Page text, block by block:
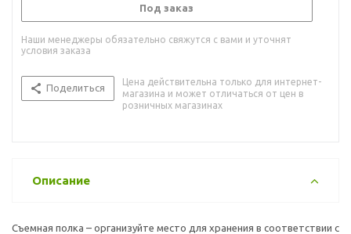
Под заказ
Наши менеджеры обязательно свяжутся с вами и уточнят
условия заказа
Поделиться
Цена действительна только для интернет-
магазина и может отличаться от цен в
розничных магазинах
Описание
Съемная полка – организуйте место для хранения в соответствии с